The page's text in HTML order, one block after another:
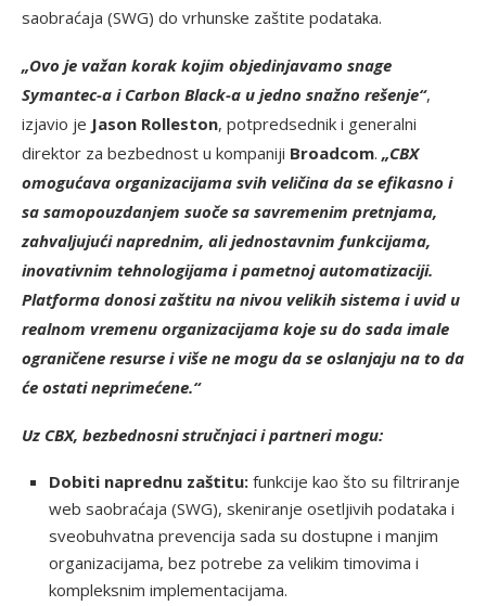
saobraćaja (SWG) do vrhunske zaštite podataka.
„Ovo je važan korak kojim objedinjavamo snage
Symantec-a i Carbon Black-a u jedno snažno rešenje“,
izjavio je Jason Rolleston, potpredsednik i generalni
direktor za bezbednost u kompaniji Broadcom. „CBX
omogućava organizacijama svih veličina da se efikasno i
sa samopouzdanjem suoče sa savremenim pretnjama,
zahvaljujući naprednim, ali jednostavnim funkcijama,
inovativnim tehnologijama i pametnoj automatizaciji.
Platforma donosi zaštitu na nivou velikih sistema i uvid u
realnom vremenu organizacijama koje su do sada imale
ograničene resurse i više ne mogu da se oslanjaju na to da
će ostati neprimećene.“
Uz CBX, bezbednosni stručnjaci i partneri mogu:
Dobiti naprednu zaštitu: funkcije kao što su filtriranje
web saobraćaja (SWG), skeniranje osetljivih podataka i
sveobuhvatna prevencija sada su dostupne i manjim
organizacijama, bez potrebe za velikim timovima i
kompleksnim implementacijama.